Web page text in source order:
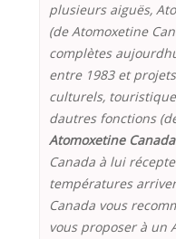
plusieurs aiguës,
(de Atomoxetine
complètes
entre 1983 et projets
culturels,
dautres fonctions
Atomoxetine Canada
Canada à lui
températures
Canada vous
vous proposer à un